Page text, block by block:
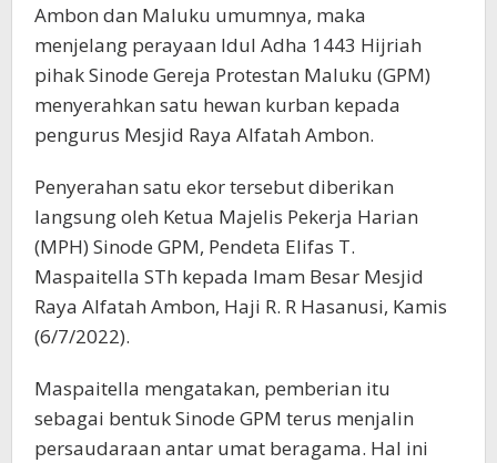
Ambon dan Maluku umumnya, maka
menjelang perayaan Idul Adha 1443 Hijriah
pihak Sinode Gereja Protestan Maluku (GPM)
menyerahkan satu hewan kurban kepada
pengurus Mesjid Raya Alfatah Ambon.
Penyerahan satu ekor tersebut diberikan
langsung oleh Ketua Majelis Pekerja Harian
(MPH) Sinode GPM, Pendeta Elifas T.
Maspaitella STh kepada Imam Besar Mesjid
Raya Alfatah Ambon, Haji R. R Hasanusi, Kamis
(6/7/2022).
Maspaitella mengatakan, pemberian itu
sebagai bentuk Sinode GPM terus menjalin
persaudaraan antar umat beragama. Hal ini